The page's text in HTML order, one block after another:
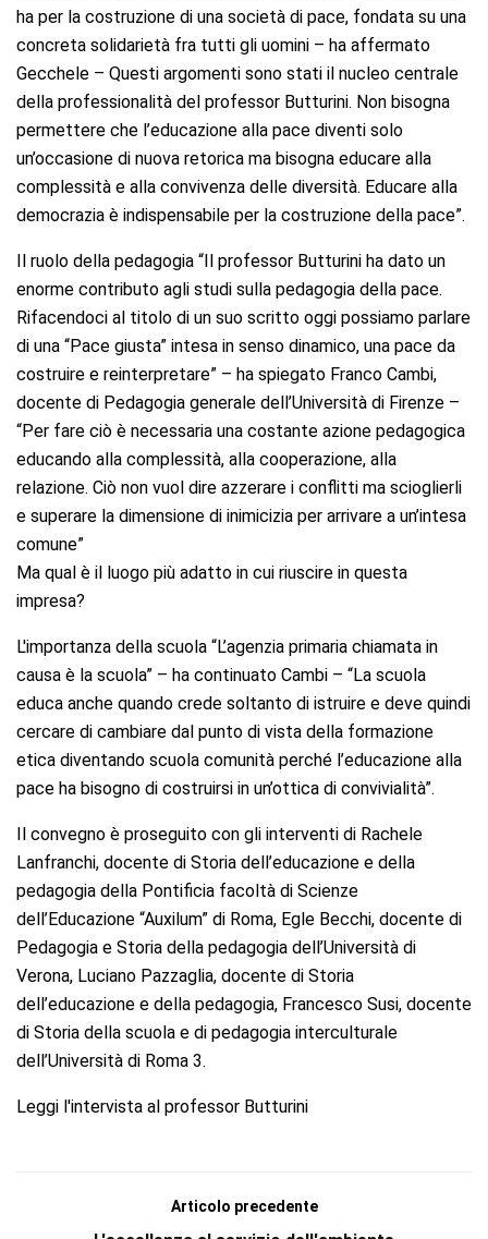
ha per la costruzione di una società di pace, fondata su una
concreta solidarietà fra tutti gli uomini – ha affermato
Gecchele – Questi argomenti sono stati il nucleo centrale
della professionalità del professor Butturini. Non bisogna
permettere che l’educazione alla pace diventi solo
un’occasione di nuova retorica ma bisogna educare alla
complessità e alla convivenza delle diversità. Educare alla
democrazia è indispensabile per la costruzione della pace”.
Il ruolo della pedagogia “Il professor Butturini ha dato un
enorme contributo agli studi sulla pedagogia della pace.
Rifacendoci al titolo di un suo scritto oggi possiamo parlare
di una “Pace giusta” intesa in senso dinamico, una pace da
costruire e reinterpretare” – ha spiegato Franco Cambi,
docente di Pedagogia generale dell’Università di Firenze –
“Per fare ciò è necessaria una costante azione pedagogica
educando alla complessità, alla cooperazione, alla
relazione. Ciò non vuol dire azzerare i conflitti ma scioglierli
e superare la dimensione di inimicizia per arrivare a un’intesa
comune”
Ma qual è il luogo più adatto in cui riuscire in questa
impresa?
L'importanza della scuola “L’agenzia primaria chiamata in
causa è la scuola” – ha continuato Cambi – “La scuola
educa anche quando crede soltanto di istruire e deve quindi
cercare di cambiare dal punto di vista della formazione
etica diventando scuola comunità perché l’educazione alla
pace ha bisogno di costruirsi in un’ottica di convivialità”.
Il convegno è proseguito con gli interventi di Rachele
Lanfranchi, docente di Storia dell’educazione e della
pedagogia della Pontificia facoltà di Scienze
dell’Educazione “Auxilum” di Roma, Egle Becchi, docente di
Pedagogia e Storia della pedagogia dell’Università di
Verona, Luciano Pazzaglia, docente di Storia
dell’educazione e della pedagogia, Francesco Susi, docente
di Storia della scuola e di pedagogia interculturale
dell’Università di Roma 3.
Leggi l'intervista al professor Butturini
Articolo precedente